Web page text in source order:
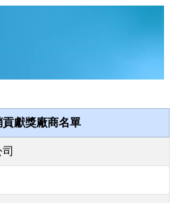
獻獎廠商名單